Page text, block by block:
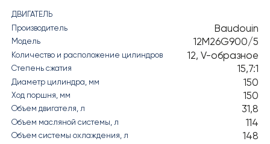
ДВИГАТЕЛЬ
Производитель
Baudouin
Модель 12M26G900/5
Количество и расположение цилиндров 12, V-образное
Степень сжатия 15,7:1
Диаметр цилиндра, мм 150
Ход поршня, мм 150
Объем двигателя, л 31,8
Объем масляной системы, л 114
Объем системы охлаждения, л 148